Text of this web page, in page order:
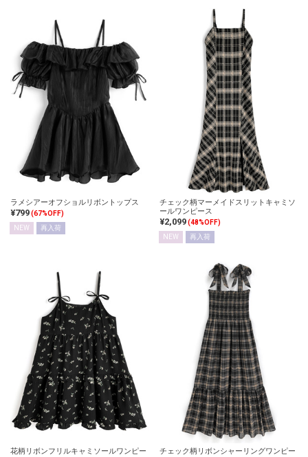
ラメシアーオフショルリボントップス
¥799(67%OFF)
NEW
再入荷
チェック柄マーメイドスリットキャミソ
ールワンピース
¥2,099(48%OFF)
NEW
再入荷
花柄リボンフリルキャミソールワンピー
チェック柄リボンシャーリングワンピー